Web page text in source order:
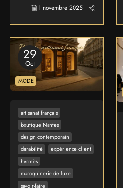
1 novembre 2025
29
Oct
MODE
artisanat français
boutique Nantes
design contemporain
durabilité
expérience client
hermès
maroquinerie de luxe
savoir-faire